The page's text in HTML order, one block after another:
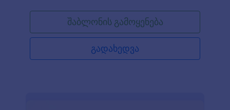
შაბლონის გამოყენება
გადახედვა